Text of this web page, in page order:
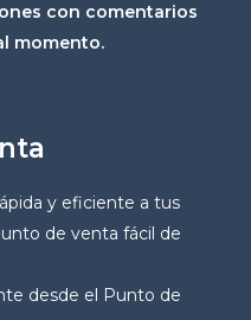
con comentarios
momento.
y eficiente a tus
de venta fácil de
desde el Punto de